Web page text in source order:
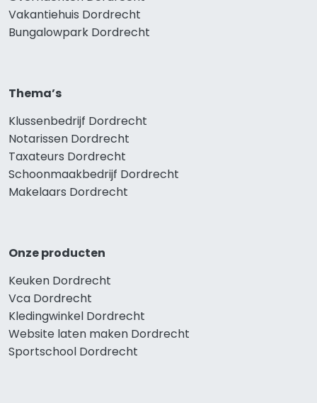
Vakantiehuis Dordrecht
Bungalowpark Dordrecht
Thema’s
Klussenbedrijf Dordrecht
Notarissen Dordrecht
Taxateurs Dordrecht
Schoonmaakbedrijf Dordrecht
Makelaars Dordrecht
Onze producten
Keuken Dordrecht
Vca Dordrecht
Kledingwinkel Dordrecht
Website laten maken Dordrecht
Sportschool Dordrecht